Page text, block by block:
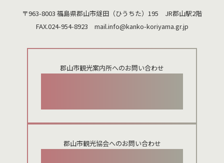
〒963-8003 福島県郡山市燧田（ひうちた）195 JR郡山駅2階
FAX.024-954-8923 mail.info@kanko-koriyama.gr.jp
郡山市観光案内所へのお問い合わせ
郡山市観光協会へのお問い合わせ